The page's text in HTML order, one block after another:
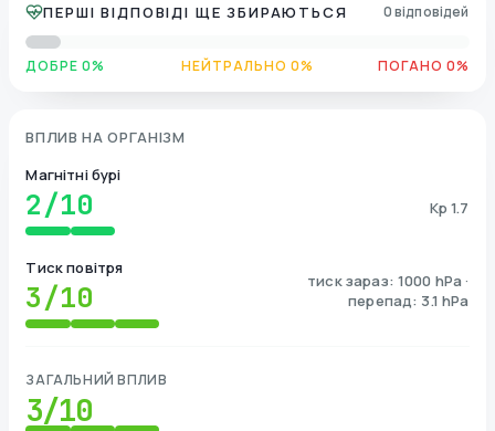
ПЕРШІ ВІДПОВІДІ ЩЕ ЗБИРАЮТЬСЯ 0 відповідей
ДОБРЕ 0% НЕЙТРАЛЬНО 0% ПОГАНО 0%
ВПЛИВ НА ОРГАНІЗМ
Магнітні бурі
2/10 Kp 1.7
Тиск повітря
3/10
тиск зараз: 1000 hPa ·
перепад: 3.1 hPa
ЗАГАЛЬНИЙ ВПЛИВ
3/10